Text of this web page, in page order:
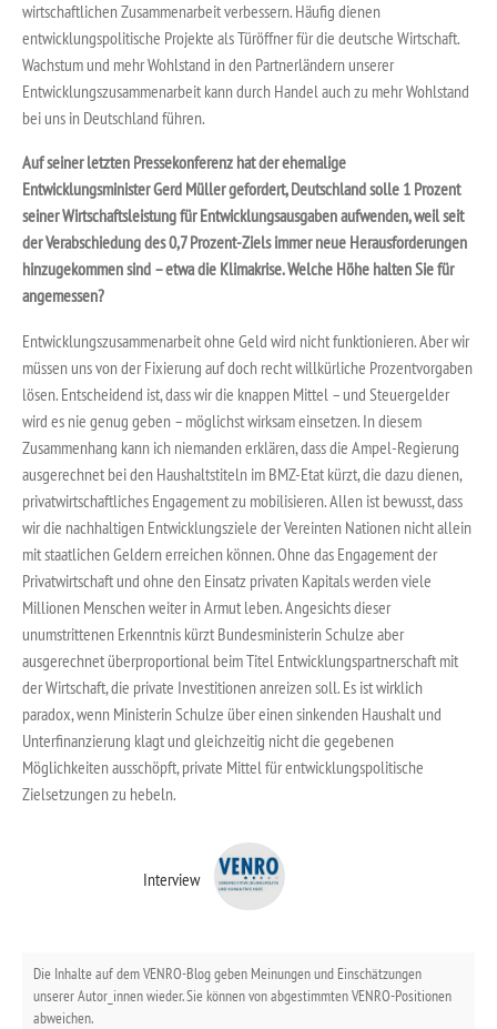
wirtschaftlichen Zusammenarbeit verbessern. Häufig dienen
entwicklungspolitische Projekte als Türöffner für die deutsche Wirtschaft.
Wachstum und mehr Wohlstand in den Partnerländern unserer
Entwicklungszusammenarbeit kann durch Handel auch zu mehr Wohlstand
bei uns in Deutschland führen.
Auf seiner letzten Pressekonferenz hat der ehemalige
Entwicklungsminister Gerd Müller gefordert, Deutschland solle 1 Prozent
seiner Wirtschaftsleistung für Entwicklungsausgaben aufwenden, weil seit
der Verabschiedung des 0,7 Prozent-Ziels immer neue Herausforderungen
hinzugekommen sind – etwa die Klimakrise. Welche Höhe halten Sie für
angemessen?
Entwicklungszusammenarbeit ohne Geld wird nicht funktionieren. Aber wir
müssen uns von der Fixierung auf doch recht willkürliche Prozentvorgaben
lösen. Entscheidend ist, dass wir die knappen Mittel – und Steuergelder
wird es nie genug geben – möglichst wirksam einsetzen. In diesem
Zusammenhang kann ich niemanden erklären, dass die Ampel-Regierung
ausgerechnet bei den Haushaltstiteln im BMZ-Etat kürzt, die dazu dienen,
privatwirtschaftliches Engagement zu mobilisieren. Allen ist bewusst, dass
wir die nachhaltigen Entwicklungsziele der Vereinten Nationen nicht allein
mit staatlichen Geldern erreichen können. Ohne das Engagement der
Privatwirtschaft und ohne den Einsatz privaten Kapitals werden viele
Millionen Menschen weiter in Armut leben. Angesichts dieser
unumstrittenen Erkenntnis kürzt Bundesministerin Schulze aber
ausgerechnet überproportional beim Titel Entwicklungspartnerschaft mit
der Wirtschaft, die private Investitionen anreizen soll. Es ist wirklich
paradox, wenn Ministerin Schulze über einen sinkenden Haushalt und
Unterfinanzierung klagt und gleichzeitig nicht die gegebenen
Möglichkeiten ausschöpft, private Mittel für entwicklungspolitische
Zielsetzungen zu hebeln.
Interview
Die Inhalte auf dem VENRO-Blog geben Meinungen und Einschätzungen
unserer Autor_innen wieder. Sie können von abgestimmten VENRO-Positionen
abweichen.